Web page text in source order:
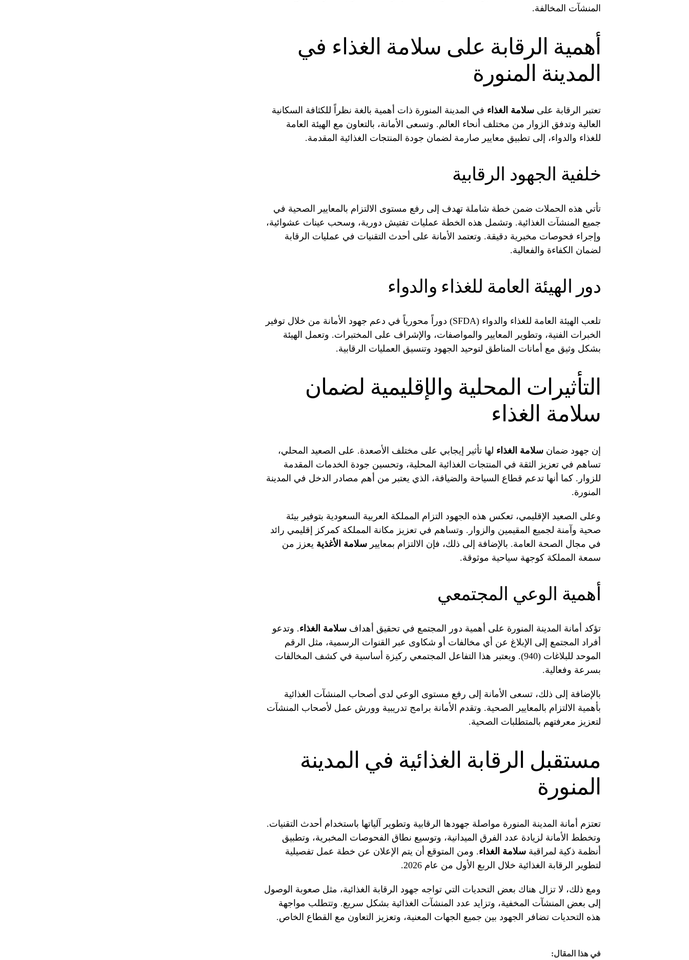
المنشآت المخالفة.
أهمية الرقابة على سلامة الغذاء في
المدينة المنورة
تعتبر الرقابة على سلامة الغذاء في المدينة المنورة ذات أهمية بالغة نظراً للكثافة السكانية
العالية وتدفق الزوار من مختلف أنحاء العالم. وتسعى الأمانة، بالتعاون مع الهيئة العامة
للغذاء والدواء، إلى تطبيق معايير صارمة لضمان جودة المنتجات الغذائية المقدمة.
خلفية الجهود الرقابية
تأتي هذه الحملات ضمن خطة شاملة تهدف إلى رفع مستوى الالتزام بالمعايير الصحية في
جميع المنشآت الغذائية. وتشمل هذه الخطة عمليات تفتيش دورية، وسحب عينات عشوائية،
وإجراء فحوصات مخبرية دقيقة. وتعتمد الأمانة على أحدث التقنيات في عمليات الرقابة
لضمان الكفاءة والفعالية.
دور الهيئة العامة للغذاء والدواء
تلعب الهيئة العامة للغذاء والدواء (SFDA) دوراً محورياً في دعم جهود الأمانة من خلال توفير
الخبرات الفنية، وتطوير المعايير والمواصفات، والإشراف على المختبرات. وتعمل الهيئة
بشكل وثيق مع أمانات المناطق لتوحيد الجهود وتنسيق العمليات الرقابية.
التأثيرات المحلية والإقليمية لضمان
سلامة الغذاء
إن جهود ضمان سلامة الغذاء لها تأثير إيجابي على مختلف الأصعدة. على الصعيد المحلي،
تساهم في تعزيز الثقة في المنتجات الغذائية المحلية، وتحسين جودة الخدمات المقدمة
للزوار. كما أنها تدعم قطاع السياحة والضيافة، الذي يعتبر من أهم مصادر الدخل في المدينة
المنورة.
وعلى الصعيد الإقليمي، تعكس هذه الجهود التزام المملكة العربية السعودية بتوفير بيئة
صحية وآمنة لجميع المقيمين والزوار. وتساهم في تعزيز مكانة المملكة كمركز إقليمي رائد
في مجال الصحة العامة. بالإضافة إلى ذلك، فإن الالتزام بمعايير سلامة الأغذية يعزز من
سمعة المملكة كوجهة سياحية موثوقة.
أهمية الوعي المجتمعي
تؤكد أمانة المدينة المنورة على أهمية دور المجتمع في تحقيق أهداف سلامة الغذاء. وتدعو
أفراد المجتمع إلى الإبلاغ عن أي مخالفات أو شكاوى عبر القنوات الرسمية، مثل الرقم
الموحد للبلاغات (940). ويعتبر هذا التفاعل المجتمعي ركيزة أساسية في كشف المخالفات
بسرعة وفعالية.
بالإضافة إلى ذلك، تسعى الأمانة إلى رفع مستوى الوعي لدى أصحاب المنشآت الغذائية
بأهمية الالتزام بالمعايير الصحية. وتقدم الأمانة برامج تدريبية وورش عمل لأصحاب المنشآت
لتعزيز معرفتهم بالمتطلبات الصحية.
مستقبل الرقابة الغذائية في المدينة
المنورة
تعتزم أمانة المدينة المنورة مواصلة جهودها الرقابية وتطوير آلياتها باستخدام أحدث التقنيات.
وتخطط الأمانة لزيادة عدد الفرق الميدانية، وتوسيع نطاق الفحوصات المخبرية، وتطبيق
أنظمة ذكية لمراقبة سلامة الغذاء. ومن المتوقع أن يتم الإعلان عن خطة عمل تفصيلية
لتطوير الرقابة الغذائية خلال الربع الأول من عام 2026.
ومع ذلك، لا تزال هناك بعض التحديات التي تواجه جهود الرقابة الغذائية، مثل صعوبة الوصول
إلى بعض المنشآت المخفية، وتزايد عدد المنشآت الغذائية بشكل سريع. وتتطلب مواجهة
هذه التحديات تضافر الجهود بين جميع الجهات المعنية، وتعزيز التعاون مع القطاع الخاص.
في هذا المقال: